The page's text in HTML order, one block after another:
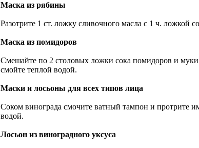
Маска из рябины
Разотрите 1 ст. ложку сливочного масла с 1 ч. ложкой
Маска из помидоров
Смешайте по 2 столовых ложки сока помидоров и
смойте теплой водой.
Маски и лосьоны для всех типов лица
Соком винограда смочите ватный тампон и протрите
водой.
Лосьон из виноградного уксуса